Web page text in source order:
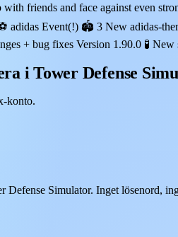
friends and face against even
adidas Event(!) 🏟️ 3 New adidas-
+ bug fixes Version 1.90.0 🧪
i Tower Defense
konto.
Simulator. Inget lösenord,